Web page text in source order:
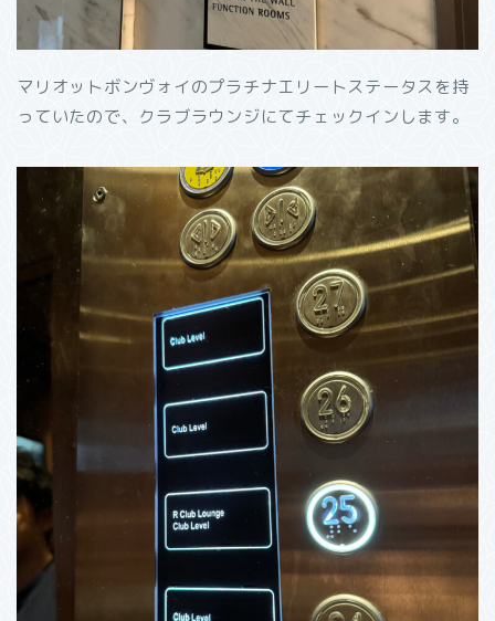
マリオットボンヴォイのプラチナエリートステータスを持
っていたので、クラブラウンジにてチェックインします。